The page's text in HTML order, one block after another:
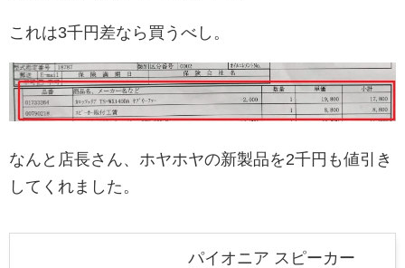
これは3千円差なら買うべし。
なんと店長さん、ホヤホヤの新製品を2千円も値引き
してくれました。
パイオニア スピーカー